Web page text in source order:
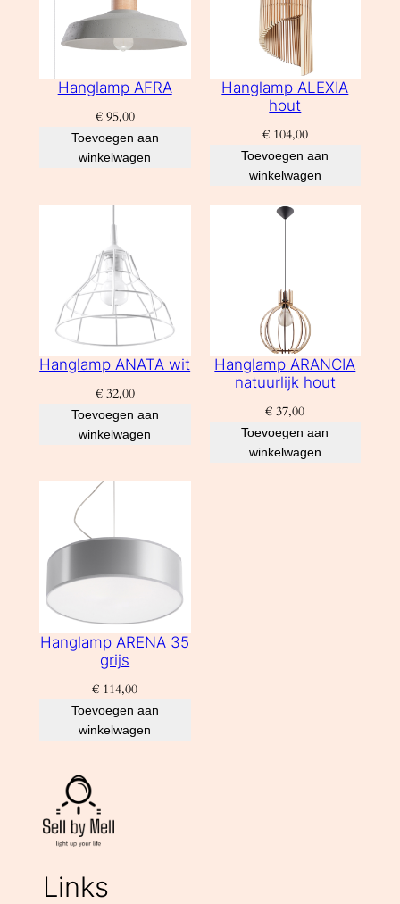
Hanglamp AFRA
€95,00
Toevoegen aan
winkelwagen
Hanglamp ALEXIA
hout
€104,00
Toevoegen aan
winkelwagen
Hanglamp ANATA wit
€32,00
Toevoegen aan
winkelwagen
Hanglamp ARANCIA
natuurlijk hout
€ 37,00
Toevoegen aan
winkelwagen
Hanglamp ARENA 35
grijs
€ 114,00
Toevoegen aan
winkelwagen
Links